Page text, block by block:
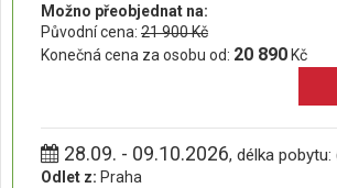
Možno přeobjednat na:
Původní cena: 21 900 Kč
Konečná cena za osobu od: 20 890 Kč
28.09. - 09.10.2026, délka
Odlet z: Praha